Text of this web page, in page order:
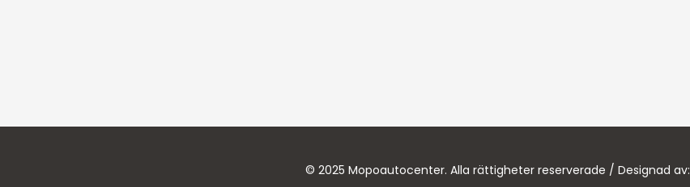
© 2025 Mopoautocenter. Alla rättigheter reserverade / Designad av: